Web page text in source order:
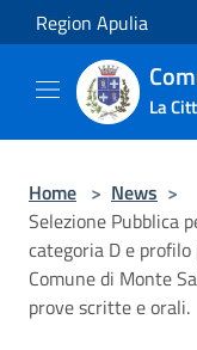
Salta al contenuto
Region Apulia
La
Home > News >
Selezione Pubblica
categoria D e profilo
Comune di Monte
prove scritte e orali.